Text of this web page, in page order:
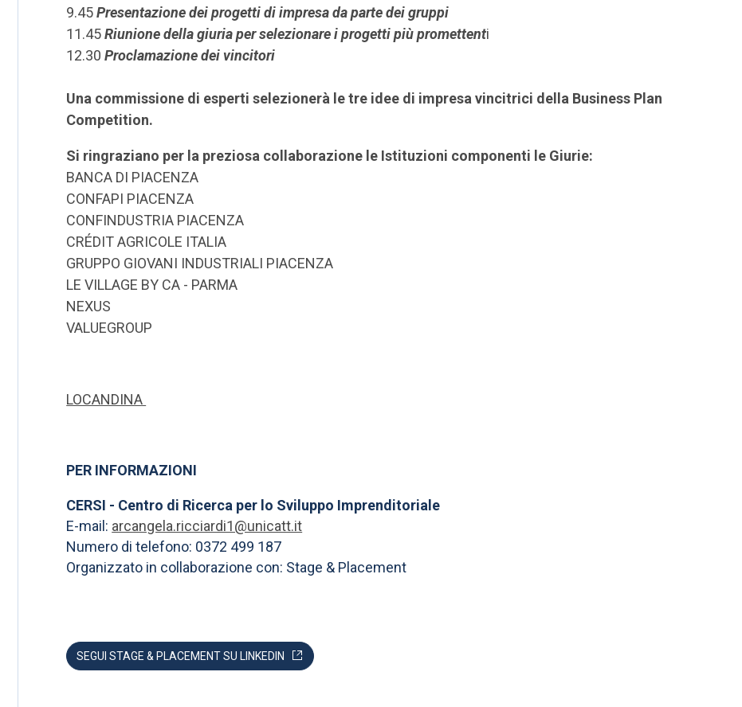
9.45Presentazione dei progetti di impresa da parte dei gruppi
11.45Riunione della giuria per selezionare i progetti più promettenti
12.30Proclamazione dei vincitori
Una commissione di esperti selezionerà le tre idee di impresa vincitrici della Business Plan
Competition.
Si ringraziano per la preziosa collaborazione le Istituzioni componenti le Giurie:
BANCA DI PIACENZA
CONFAPI PIACENZA
CONFINDUSTRIA PIACENZA
CRÉDIT AGRICOLE ITALIA
GRUPPO GIOVANI INDUSTRIALI PIACENZA
LE VILLAGE BY CA - PARMA
NEXUS
VALUEGROUP
LOCANDINA
PER INFORMAZIONI
CERSI - Centro di Ricerca per lo Sviluppo Imprenditoriale
E-mail: arcangela.ricciardi1@unicatt.it
Numero di telefono: 0372 499 187
Organizzato in collaborazione con: Stage & Placement
SEGUI STAGE & PLACEMENT SU LINKEDIN